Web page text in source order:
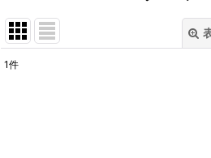
1件